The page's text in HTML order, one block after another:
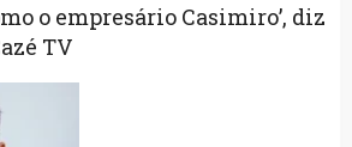
o empresário Casimiro’, diz
TV